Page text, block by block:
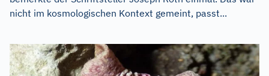
nicht im kosmologischen Kontext gemeint, passt...